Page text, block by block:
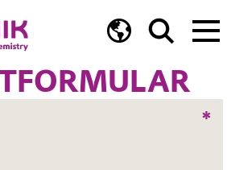
*